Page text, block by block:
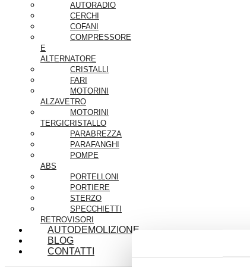
AUTORADIO
CERCHI
COFANI
COMPRESSORE
E
ALTERNATORE
CRISTALLI
FARI
MOTORINI
ALZAVETRO
MOTORINI
TERGICRISTALLO
PARABREZZA
PARAFANGHI
POMPE
ABS
PORTELLONI
PORTIERE
STERZO
SPECCHIETTI
RETROVISORI
AUTODEMOLIZIONE
BLOG
CONTATTI